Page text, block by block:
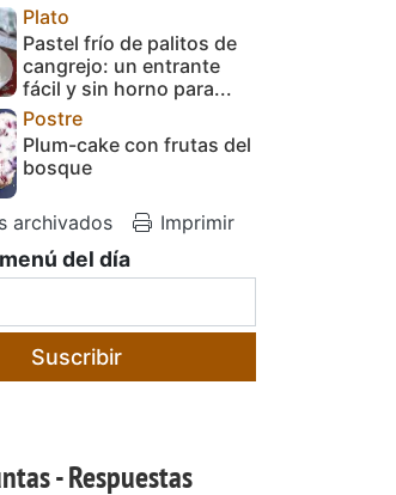
Plato
Pastel frío de palitos de
cangrejo: un entrante
fácil y sin horno para...
Postre
Plum-cake con frutas del
bosque
archivados Imprimir
del día
Suscribir
- Respuestas